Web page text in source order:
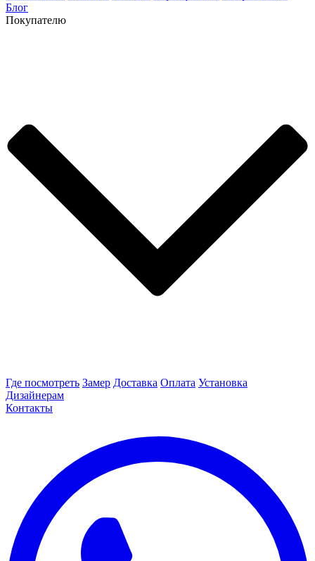
Блог
Покупателю
Где посмотреть Замер Доставка Оплата Установка
Дизайнерам
Контакты